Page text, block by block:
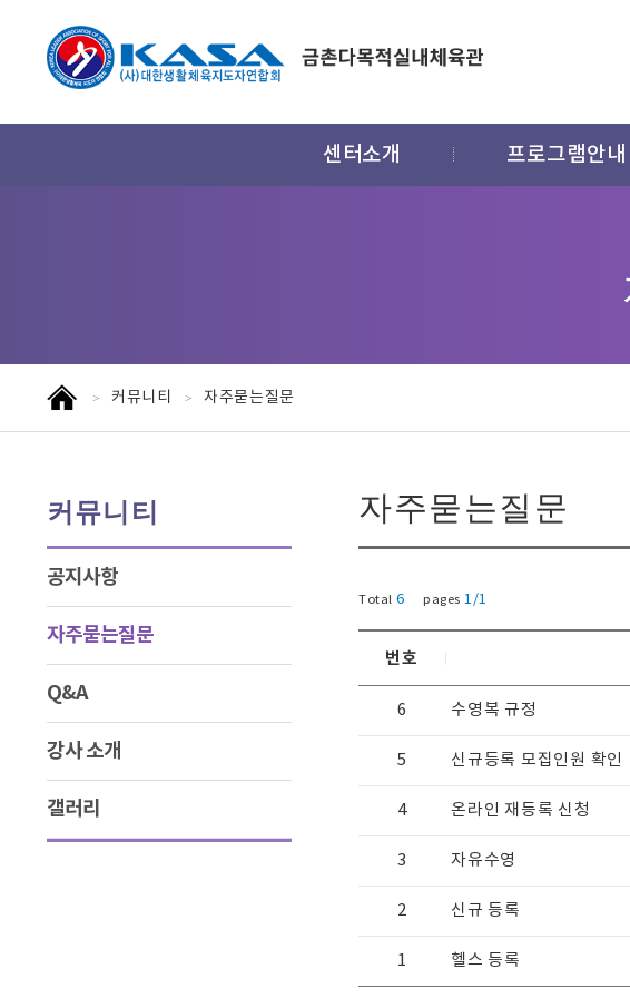
센터소개 프로그램안내
홈 커뮤니티 자주묻는질문
커뮤니티
공지사항
자주묻는질문
Q&A
강사 소개
갤러리
자주묻는질문
Total 6 pages 1/1
번호
6 수영복 규정
5 신규등록 모집인원 확인
4 온라인 재등록 신청
3 자유수영
2 신규 등록
1 헬스 등록